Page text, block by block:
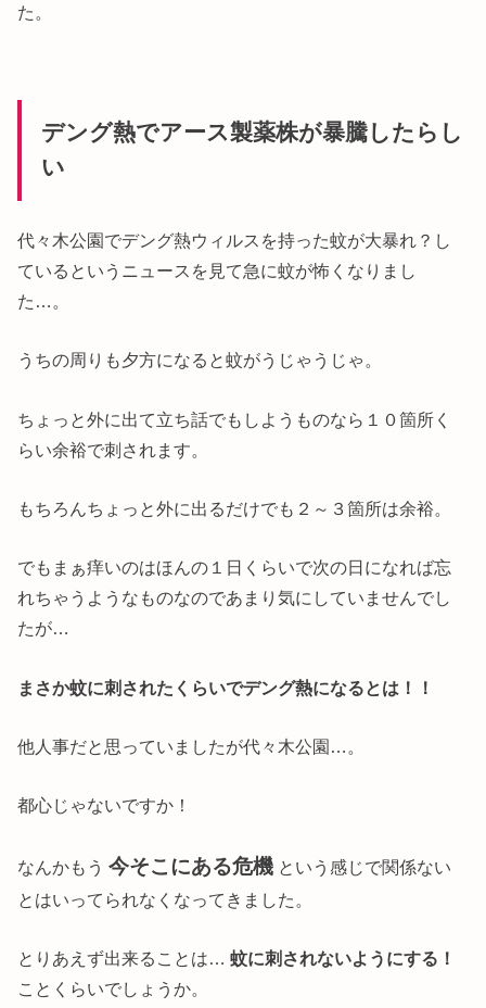
た。
デング熱でアース製薬株が暴騰したらし
い
代々木公園でデング熱ウィルスを持った蚊が大暴れ？し
ているというニュースを見て急に蚊が怖くなりまし
た…。
うちの周りも夕方になると蚊がうじゃうじゃ。
ちょっと外に出て立ち話でもしようものなら１０箇所く
らい余裕で刺されます。
もちろんちょっと外に出るだけでも２～３箇所は余裕。
でもまぁ痒いのはほんの１日くらいで次の日になれば忘
れちゃうようなものなのであまり気にしていませんでし
たが…
まさか蚊に刺されたくらいでデング熱になるとは！！
他人事だと思っていましたが代々木公園…。
都心じゃないですか！
なんかもう今そこにある危機 という感じで関係ない
とはいってられなくなってきました。
とりあえず出来ることは…蚊に刺されないようにする！
ことくらいでしょうか。